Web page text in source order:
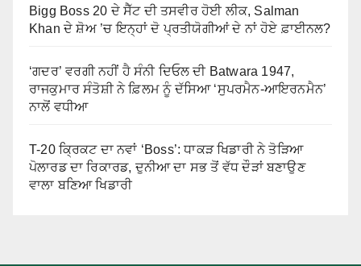
Bigg Boss 20 ਦੇ ਸੈੱਟ ਦੀ ਤਸਵੀਰ ਹੋਈ ਲੀਕ, Salman
Khan ਦੇ ਸ਼ੋਅ ’ਚ ਇਨ੍ਹਾਂ ਦੋ ਪ੍ਰਤੀਯੋਗੀਆਂ ਦੇ ਨਾਂ ਹੋਏ ਫ਼ਾਈਨਲ?
‘ਗਦਰ’ ਵਰਗੀ ਨਹੀਂ ਹੈ ਸੰਨੀ ਦਿਓਲ ਦੀ Batwara 1947,
ਰਾਜਕੁਮਾਰ ਸੰਤੋਸ਼ੀ ਨੇ ਫ਼ਿਲਮ ਨੂੰ ਦੱਸਿਆ ‘ਸੁਪਰਮੈਨ-ਆਇਰਨਮੈਨ’
ਨਾਲੋਂ ਵਧੀਆ
T-20 ਕ੍ਰਿਕਟ ਦਾ ਨਵਾਂ ‘Boss’: ਧਾਕੜ ਖਿਡਾਰੀ ਨੇ ਤੋੜਿਆ
ਪੋਲਾਰਡ ਦਾ ਰਿਕਾਰਡ, ਦੁਨੀਆ ਦਾ ਸਭ ਤੋਂ ਵੱਧ ਦੌੜਾਂ ਬਣਾਉਣ
ਵਾਲਾ ਬਣਿਆ ਖਿਡਾਰੀ